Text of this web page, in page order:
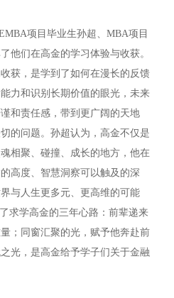
项目毕业生孙超、MBA项目
他们在高金的学习体验与收获。
获，是学到了如何在漫长的反馈
力和识别长期价值的眼光，未来
和责任感，带到更广阔的天地
的问题。孙超认为，高金不仅是
相聚、碰撞、成长的地方，他在
高度、智慧洞察可以触及的深
与人生更多元、更高维的可能
求学高金的三年心路：前辈递来
；同窗汇聚的光，赋予他奔赴前
光，是高金给予学子们关于金融